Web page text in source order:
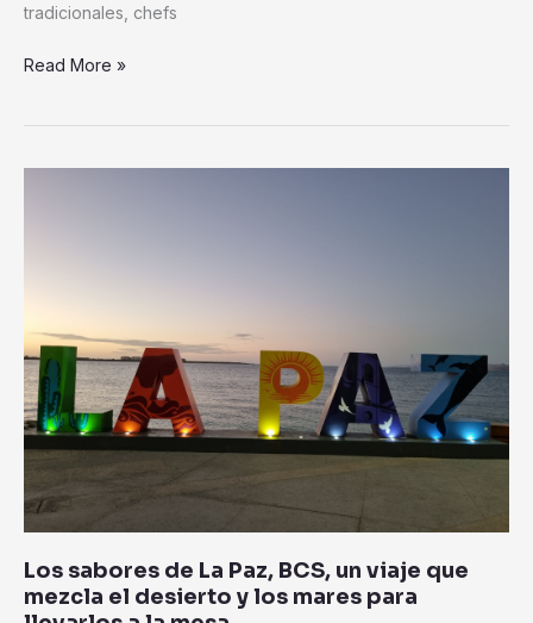
tradicionales, chefs
Read More »
Los sabores de La Paz, BCS, un viaje que
mezcla el desierto y los mares para
un
viaje
que
mezcla
el
desierto
y
los
mares
para
llevarlos